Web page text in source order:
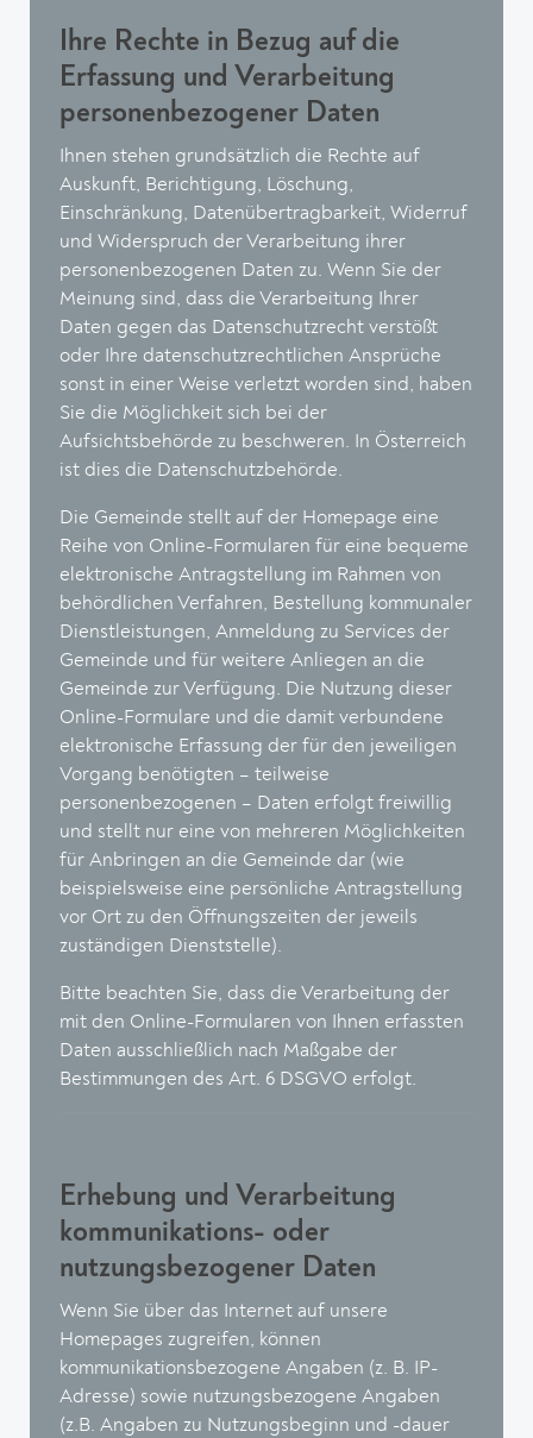
Ihre Rechte in Bezug auf die
Erfassung und Verarbeitung
personenbezogener Daten
Ihnen stehen grundsätzlich die Rechte auf
Auskunft, Berichtigung, Löschung,
Einschränkung, Datenübertragbarkeit, Widerruf
und Widerspruch der Verarbeitung ihrer
personenbezogenen Daten zu. Wenn Sie der
Meinung sind, dass die Verarbeitung Ihrer
Daten gegen das Datenschutzrecht verstößt
oder Ihre datenschutzrechtlichen Ansprüche
sonst in einer Weise verletzt worden sind, haben
Sie die Möglichkeit sich bei der
Aufsichtsbehörde zu beschweren. In Österreich
ist dies die Datenschutzbehörde.
Die Gemeinde stellt auf der Homepage eine
Reihe von Online-Formularen für eine bequeme
elektronische Antragstellung im Rahmen von
behördlichen Verfahren, Bestellung kommunaler
Dienstleistungen, Anmeldung zu Services der
Gemeinde und für weitere Anliegen an die
Gemeinde zur Verfügung. Die Nutzung dieser
Online-Formulare und die damit verbundene
elektronische Erfassung der für den jeweiligen
Vorgang benötigten – teilweise
personenbezogenen – Daten erfolgt freiwillig
und stellt nur eine von mehreren Möglichkeiten
für Anbringen an die Gemeinde dar (wie
beispielsweise eine persönliche Antragstellung
vor Ort zu den Öffnungszeiten der jeweils
zuständigen Dienststelle).
Bitte beachten Sie, dass die Verarbeitung der
mit den Online-Formularen von Ihnen erfassten
Daten ausschließlich nach Maßgabe der
Bestimmungen des Art. 6 DSGVO erfolgt.
Erhebung und Verarbeitung
kommunikations- oder
nutzungsbezogener Daten
Wenn Sie über das Internet auf unsere
Homepages zugreifen, können
kommunikationsbezogene Angaben (z. B. IP-
Adresse) sowie nutzungsbezogene Angaben
(z.B. Angaben zu Nutzungsbeginn und -dauer